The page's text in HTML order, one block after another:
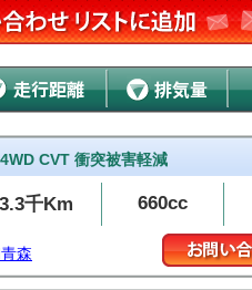
CVT 衝突被害軽減
千Km 660cc
森